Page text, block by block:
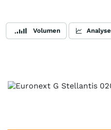
Volumen Analyse